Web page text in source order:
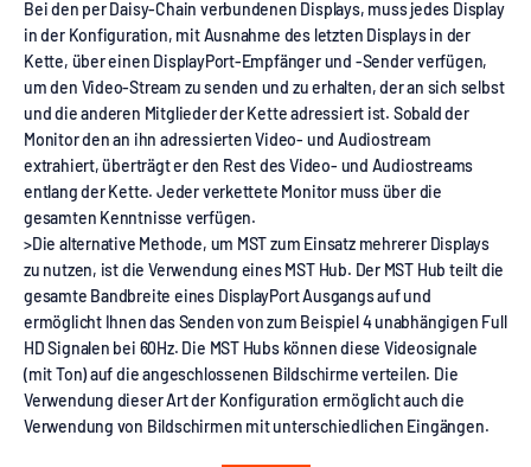
Bei den per Daisy-Chain verbundenen Displays, muss jedes Display
in der Konfiguration, mit Ausnahme des letzten Displays in der
Kette, über einen DisplayPort-Empfänger und -Sender verfügen,
um den Video-Stream zu senden und zu erhalten, der an sich selbst
und die anderen Mitglieder der Kette adressiert ist. Sobald der
Monitor den an ihn adressierten Video- und Audiostream
extrahiert, überträgt er den Rest des Video- und Audiostreams
entlang der Kette. Jeder verkettete Monitor muss über die
gesamten Kenntnisse verfügen.
>Die alternative Methode, um MST zum Einsatz mehrerer Displays
zu nutzen, ist die Verwendung eines MST Hub. Der MST Hub teilt die
gesamte Bandbreite eines DisplayPort Ausgangs auf und
ermöglicht Ihnen das Senden von zum Beispiel 4 unabhängigen Full
HD Signalen bei 60Hz. Die MST Hubs können diese Videosignale
(mit Ton) auf die angeschlossenen Bildschirme verteilen. Die
Verwendung dieser Art der Konfiguration ermöglicht auch die
Verwendung von Bildschirmen mit unterschiedlichen Eingängen.